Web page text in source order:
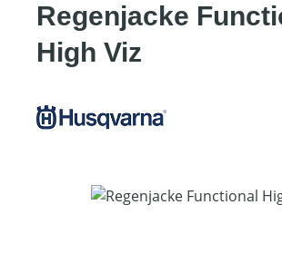
Regenjacke
High Viz
Bildergalerie überspringen